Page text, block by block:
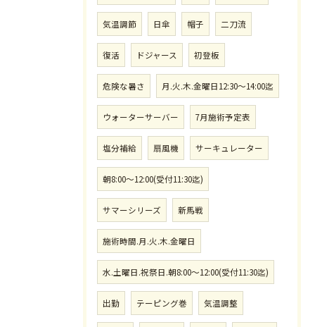
気温調節 日傘 帽子 二刀流
復活 ドジャース 初登板
危険な暑さ 月.火.木.金曜日12:30〜14:00迄
ウォーターサーバー 7月施術予定表
塩分補給 扇風機 サーキュレーター
朝8:00〜12:00(受付11:30迄)
サマーシリーズ 新馬戦
施術時間.月.火.木.金曜日
水.土曜日.祝祭日.朝8:00〜12:00(受付11:30迄)
出勤 テーピング巻 気温調整